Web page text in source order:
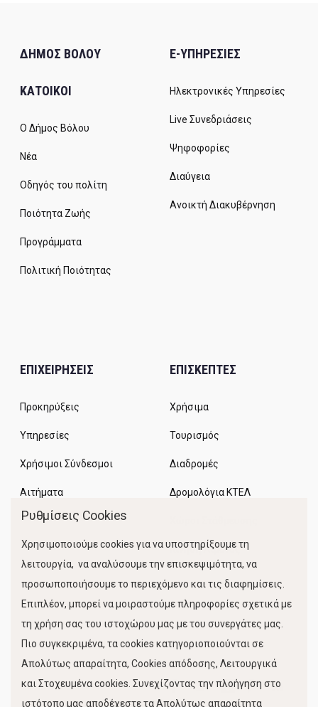
ΔΗΜΟΣ ΒΟΛΟΥ
ΚΑΤΟΙΚΟΙ
Ο Δήμος Βόλου
Νέα
Οδηγός του πολίτη
Ποιότητα Ζωής
Προγράμματα
Πολιτική Ποιότητας
E-ΥΠΗΡΕΣΙΕΣ
Ηλεκτρονικές Υπηρεσίες
Live Συνεδριάσεις
Ψηφοφορίες
Διαύγεια
Ανοικτή Διακυβέρνηση
ΕΠΙΧΕΙΡΗΣΕΙΣ
Προκηρύξεις
Υπηρεσίες
Χρήσιμοι Σύνδεσμοι
Αιτήματα
ΕΠΙΣΚΕΠΤΕΣ
Χρήσιμα
Τουρισμός
Διαδρομές
Δρομολόγια ΚΤΕΛ
Κίνηση Λιμένος
FOLLOW US
Ρυθμίσεις Cookies
Χρησιμοποιούμε cookies για να υποστηρίξουμε τη
λειτουργία, να αναλύσουμε την επισκεψιμότητα, να
προσωποποιήσουμε το περιεχόμενο και τις διαφημίσεις.
Επιπλέον, μπορεί να μοιραστούμε πληροφορίες σχετικά με
τη χρήση σας του ιστοχώρου μας με του συνεργάτες μας.
Πιο συγκεκριμένα, τα cookies κατηγοριοποιούνται σε
Απολύτως απαραίτητα, Cookies απόδοσης, Λειτουργικά
και Στοχευμένα cookies. Συνεχίζοντας την πλοήγηση στο
ιστότοπο μας αποδέχεστε τα Απολύτως απαραίτητα